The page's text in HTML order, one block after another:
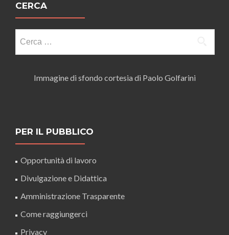
CERCA
per:
Immagine di sfondo cortesia di Paolo Golfarini
PER IL PUBBLICO
Opportunità di lavoro
Divulgazione e Didattica
Amministrazione Trasparente
Come raggiungerci
Privacy